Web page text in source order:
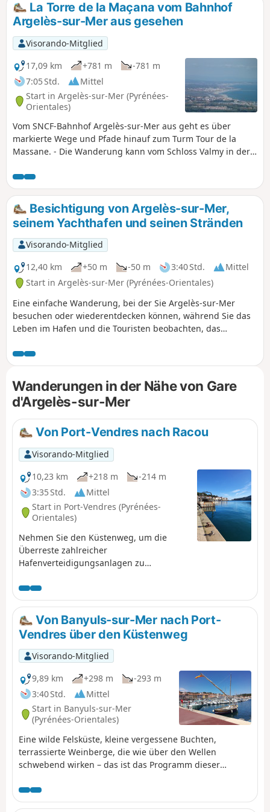
La Torre de la Maçana vom Bahnhof
Argelès-sur-Mer aus gesehen
Visorando-Mitglied
17,09 km
+781 m
-781 m
7:05 Std.
Mittel
Start in Argelès-sur-Mer (Pyrénées-
Orientales)
Vom SNCF-Bahnhof Argelès-sur-Mer aus geht es über
markierte Wege und Pfade hinauf zum Turm Tour de la
Massane. - Die Wanderung kann vom Schloss Valmy in der
Ich empfehle Ihnen, das Kapitel „Praktische Informationen”
zu den Varianten zu lesen. Die Wanderung könnte
aufgrund einiger sehr zerklüfteter Wegabschnitte und der
erforderlichen Orientierungsfähigkeit als schwierig
eingestuft werden.
Besichtigung von Argelès-sur-Mer,
seinem Yachthafen und seinen Stränden
Visorando-Mitglied
12,40 km
+50 m -50 m 3:40 Std.
Mittel
Start in Argelès-sur-Mer (Pyrénées-Orientales)
Eine einfache Wanderung, bei der Sie Argelès-sur-Mer
besuchen oder wiederentdecken können, während Sie das
Leben im Hafen und die Touristen beobachten, das
und dann auf der Strandpromenade spazieren gehen.
⚠️Informieren Sie sich hier vor Beginn der Wanderung, ob
der Küstenweg zwischen Argelès-sur-Mer und Cerbère
geöffnet oder geschlossen ist.
Wanderungen in der Nähe von Gare
d'Argelès-sur-Mer
Von Port-Vendres nach Racou
Visorando-Mitglied
10,23 km
+218 m
-214 m
3:35 Std.
Mittel
Start in Port-Vendres (Pyrénées-
Orientales)
Nehmen Sie den Küstenweg, um die
Überreste zahlreicher
Hafenverteidigungsanlagen zu
über die Öffnungszeiten des Küstenwegs
zwischen Argelès-sur-Mer und Cerbère,
bevor Sie diese Wanderung beginnen.
Von Banyuls-sur-Mer nach Port-
Vendres über den Küstenweg
Visorando-Mitglied
9,89 km
+298 m
-293 m
3:40 Std.
Mittel
Start in Banyuls-sur-Mer
(Pyrénées-Orientales)
Eine wilde Felsküste, kleine vergessene Buchten,
terrassierte Weinberge, die wie über den Wellen
schwebend wirken – das ist das Programm dieser
gesäumt ist. Unterwegs tragen die geschichtsträchtige
und schön restaurierte Stätte Paulilles sowie